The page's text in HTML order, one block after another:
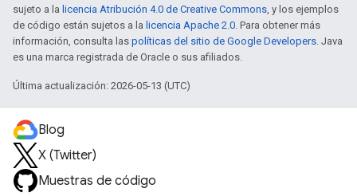
sujeto a la licencia Atribución 4.0 de Creative Commons , y los ejemplos
de código están sujetos a la licencia Apache 2.0 . Para obtener más
información, consulta las políticas del sitio de Google Developers . Java
es una marca registrada de Oracle o sus afiliados.
Última actualización: 2026-05-13 (UTC)
Blog
X (Twitter)
Muestras de código